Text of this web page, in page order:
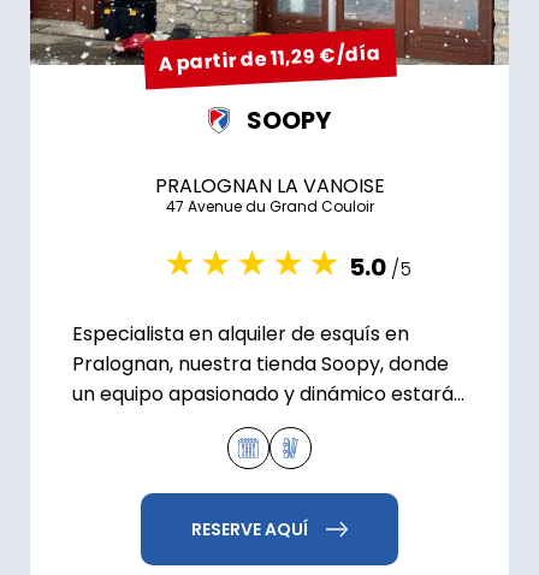
A partir de 11,29 €/día
SOOPY
PRALOGNAN LA VANOISE
47 Avenue du Grand Couloir
5.0 /5
Especialista en alquiler de esquís en
Pralognan, nuestra tienda Soopy, donde
un equipo apasionado y dinámico estará
encantado de darle la bienvenida.
RESERVE AQUÍ